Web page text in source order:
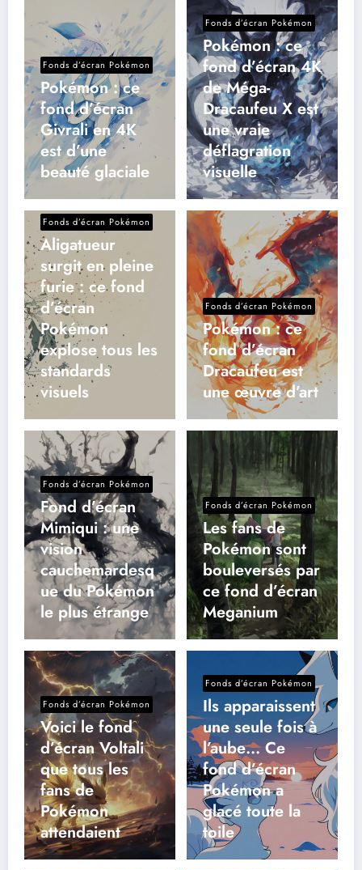
Fonds d’écran Pokémon
Pokémon : ce
fond d’écran
Givrali en 4K
est d’une
beauté glaciale
Fonds d’écran Pokémon
Pokémon : ce
fond d’écran 4K
de Méga-
Dracaufeu X est
une vraie
déflagration
visuelle
Fonds d’écran Pokémon
Aligatueur
surgit en pleine
furie : ce fond
d’écran
Pokémon
explose tous les
standards
visuels
Fonds d’écran Pokémon
Pokémon : ce
fond d’écran
Dracaufeu est
une œuvre d’art
Fonds d’écran Pokémon
Fond d’écran
Mimiqui : une
vision
cauchemardesq
ue du Pokémon
le plus étrange
Fonds d’écran Pokémon
Les fans de
Pokémon sont
bouleversés par
ce fond d’écran
Meganium
Fonds d’écran Pokémon
Voici le fond
d’écran Voltali
que tous les
fans de
Pokémon
attendaient
Fonds d’écran Pokémon
Ils apparaissent
une seule fois à
l’aube… Ce
fond d’écran
Pokémon a
glacé toute la
toile